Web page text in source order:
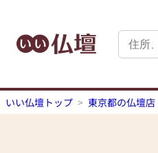
いい仏壇トップ 東京都の仏壇店